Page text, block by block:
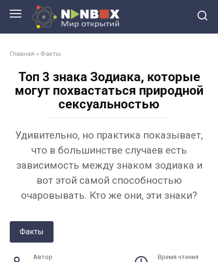
Главная » Факты
Топ 3 знака Зодиака, которые
могут похвастаться природной
сексуальностью
Удивительно, но практика показывает,
что в большинстве случаев есть
зависимость между знаком зодиака и
вот этой самой способностью
очаровывать. Кто же они, эти знаки?
Факты
Автор Время чтения